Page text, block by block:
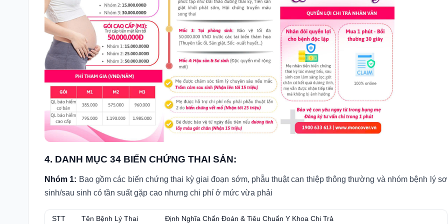
4. DANH MỤC 34 BIẾN CHỨNG THAI SẢN:
Nhóm 1: Bao gồm các biến chứng thai kỳ giai đoạn sớm, phẫu thuật can thiệp thông thường và nhóm bệnh lý sơ
sinh/sau sinh có tần suất gặp cao nhưng chi phí ở mức vừa phải
STT
Tên Bệnh Lý Thai
Định Nghĩa Chẩn Đoán & Tiêu Chuẩn Y Khoa Chi Trả